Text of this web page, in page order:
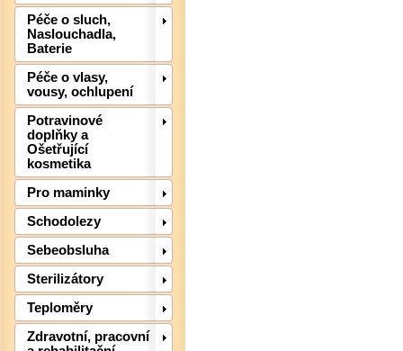
Péče o sluch,
Naslouchadla,
Baterie
Péče o vlasy,
vousy, ochlupení
Potravinové
doplňky a
Ošetřující
kosmetika
Pro maminky
Schodolezy
Sebeobsluha
Sterilizátory
Teploměry
Zdravotní, pracovní